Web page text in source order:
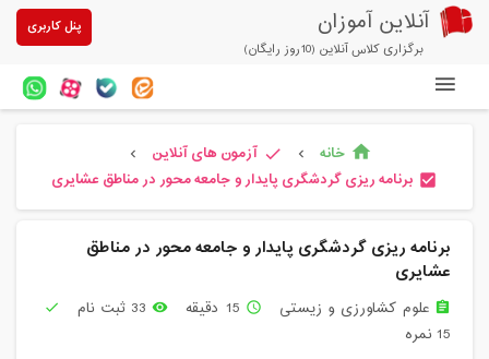
آنلاین آموزان
برگزاری کلاس آنلاین (10روز رایگان)
پنل کاربری
آزمون های آنلاین
مقالات آنلاین آموزان
خرید سرویس کلاس آنلاین
پیشنهادهای ویژه
home خانه chevron_left
check آزمون های آنلاین chevron_left
check_box برنامه ریزی گردشگری پایدار و جامعه محور در مناطق عشایری
برنامه ریزی گردشگری پایدار و جامعه محور در مناطق
عشایری
assignment علوم کشاورزی و زیستی access_time 15 دقیقه remove_red_eye 33 ثبت نام check
15 نمره